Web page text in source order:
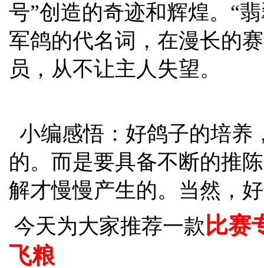
号”创造的奇迹和辉煌。“
军鸽的代名词，在漫长的
员，从不让主人失望。
小编感悟：好鸽子的培养
的。而是要具备不断的推
解才慢慢产生的。当然，
今天为大家推荐一款 比赛
飞粮